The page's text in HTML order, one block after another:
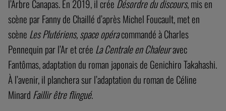
l’Arbre Canapas. En 2019, il crée Désordre du discours, mis en
scène par Fanny de Chaillé d’après Michel Foucault, met en
scène Les Plutériens, space opéracommandé à Charles
Pennequin par l’Ar et crée La Centrale en Chaleuravec
Fantômas, adaptation du roman japonais de Genichiro Takahashi.
À l’avenir, il planchera sur l’adaptation du roman de Céline
Minard Faillir être flingué.